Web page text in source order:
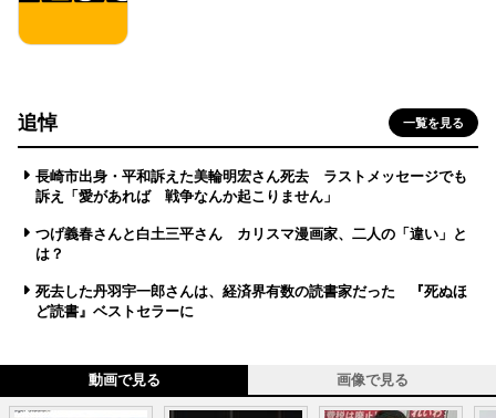
追悼 一覧を見る
長崎市出身・平和訴えた美輪明宏さん死去 ラストメッセージでも
訴え「愛があれば 戦争なんか起こりません」
つげ義春さんと白土三平さん カリスマ漫画家、二人の「違い」と
は？
死去した丹羽宇一郎さんは、経済界有数の読書家だった 『死ぬほ
ど読書』ベストセラーに
動画で見る 画像で見る